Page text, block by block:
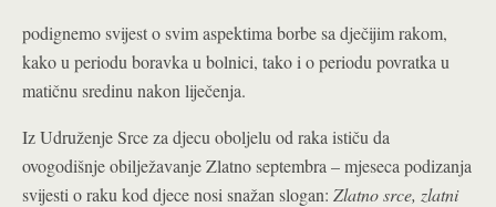
podignemo svijest o svim aspektima borbe sa dječijim rakom,
kako u periodu boravka u bolnici, tako i o periodu povratka u
matičnu sredinu nakon liječenja.
Iz Udruženje Srce za djecu oboljelu od raka ističu da
ovogodišnje obilježavanje Zlatno septembra – mjeseca podizanja
svijesti o raku kod djece nosi snažan slogan: Zlatno srce, zlatni